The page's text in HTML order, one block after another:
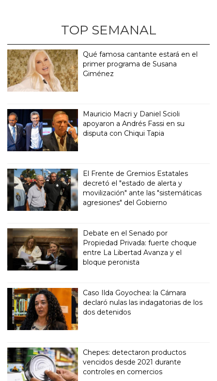
TOP SEMANAL
Qué famosa cantante estará en el
primer programa de Susana
Giménez
Mauricio Macri y Daniel Scioli
apoyaron a Andrés Fassi en su
disputa con Chiqui Tapia
El Frente de Gremios Estatales
decretó el "estado de alerta y
movilización" ante las "sistemáticas
agresiones" del Gobierno
Debate en el Senado por
Propiedad Privada: fuerte choque
entre La Libertad Avanza y el
bloque peronista
Caso Ilda Goyochea: la Cámara
declaró nulas las indagatorias de los
dos detenidos
Chepes: detectaron productos
vencidos desde 2021 durante
controles en comercios